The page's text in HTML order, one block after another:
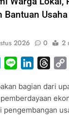
Bantuan
2026 0 2
Telegram
Line LinkedIn
bagian dari
pengembangan